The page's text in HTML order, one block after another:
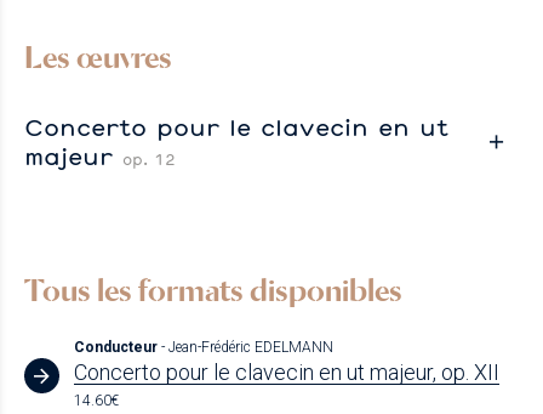
Les œuvres
Concerto pour le clavecin en ut
majeur op. 12
Tous les formats disponibles
Conducteur - Jean-Frédéric EDELMANN
Concerto pour le clavecin en ut majeur, op. XII
14.60€